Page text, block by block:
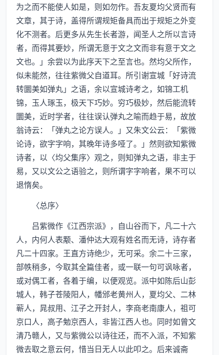
为之而不能使人如是，则如勿作。吾友夏均父贤而有
文章，其于诗，盖得所谓规矩备具而出于规矩之外变
化不测者。后更多从先生长者游，闻圣人之所以言诗
者，而得其要妙，所谓无意于文之文而非有意于文之
文也。」余尝以为此序天下之至言也。然均父所作，
似未能然，往往紫微父自道耳。所引谢宣城「好诗流
转圜美如弹丸」之语，余以宣城诗考之，如锦工机
锦，玉人琢玉，极天下巧妙。穷巧极妙，然后能流转
圜美，近时学者，往往误认弹丸之喻而趋于易，故放
翁诗云：「弹丸之论方误人。」又朱文公云：「紫微
论诗，欲字字响，其晚年诗多哑了。」然则欲知紫微
诗者，以〈均父集序〉观之，则知弹丸之语，非主于
易，又以文公之语验之，则所谓字字响者，果不可以
退惰矣。
〈总序〉
吕紫微作《江西宗派》，自山谷而下，凡二十六
人，内何人表颙、潘仲达大观有姓名而无诗，诗存者
凡二十四家。王直方诗绝少，无可采。余二十三家，
部帙稍多，今取其全篇佳者，或一联一句可讽咏者，
或对偶工者，各着于编，以便观览。派中如陈后山彭
城人，韩子苍陵阳人，幡邠老黄州人，夏均父、二林
蕲人，晁叔用、江子之开封人，李商老南康人，祖可
京口人，高子勉京西人，非皆江西人也。同时如曾文
清乃赣人，又与紫微公以诗往还，而不入派，不知紫
微去取之意云何，惜当日无人以此叩之。后来诚斋